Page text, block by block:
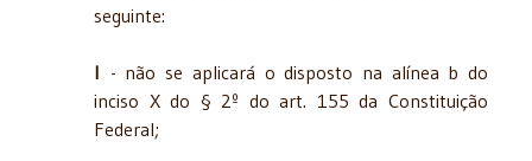
seguinte:
I - não se aplicará o disposto na alínea b do
inciso X do § 2º do art. 155 da Constituição
Federal;